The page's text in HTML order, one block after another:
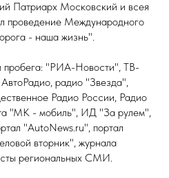
Патриарх Московский и всея
проведение Международного
- наша жизнь".
пробега: "РИА-Новости", ТВ-
радио "Звезда",
Радио России, Радио
"МК - мобиль", ИД "За рулем",
"AutoNews.ru", портал
вторник", журнала
региональных СМИ.